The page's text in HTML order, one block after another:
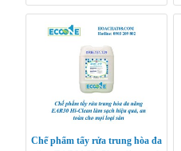
và Công Nghiệp
Chế phẩm tẩy rửa trung hòa đa